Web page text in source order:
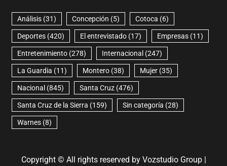
Análisis(31) Concepción (5) Cotoca (6)
Deportes(420) El entrevistado(17) Empresas(11)
Entretenimiento(278) Internacional (247)
La Guardia (11) Montero(38) Mujer(35)
Nacional (845) Santa Cruz(476)
Santa Cruz de la Sierra (159) Sin categoría (28)
Warnes(8)
Copyright © All rights reserved by Vozstudio Group |